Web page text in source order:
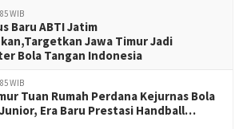
WIB
Baru ABTI Jatim
Jawa Timur Jadi
Bola Tangan Indonesia
WIB
Tuan Rumah Perdana Kejurnas Bola
Era Baru Prestasi Handball